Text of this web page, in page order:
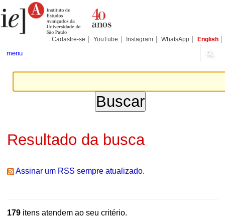
para
conteúdo.
Pessoais
Cadastre-se YouTube Instagram WhatsApp English
menu
Resultado da busca
Assinar um RSS sempre atualizado.
179itens atendem ao seu critério.